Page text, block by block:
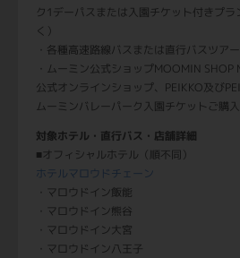
ク1デーパスまたは入園チケット付きプ
く）
・各種高速路線バスまたは直行バスツア
・ムーミン公式ショップMOOMIN
公式オンラインショップ、PEIKKO及び
ムーミンバレーパーク入園チケットご購
対象ホテル・直行バス・店舗詳細
■オフィシャルホテル（順不同）
ホテルマロウドチェーン
・マロウドイン飯能
・マロウドイン熊谷
・マロウドイン大宮
・マロウドイン八王子